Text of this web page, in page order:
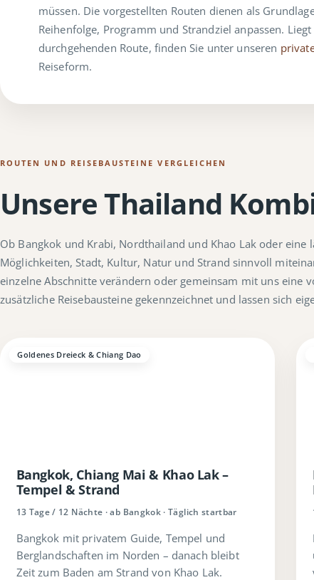
müssen. Die vorgestellten Routen dienen als
Reihenfolge, Programm und Strandziel anpassen.
durchgehenden Route, finden Sie unter unseren
Reiseform.
ROUTEN UND REISEBAUSTEINE VERGLEICHEN
Unsere Thailand
Ob Bangkok und Krabi, Nordthailand und Khao Lak oder
Möglichkeiten, Stadt, Kultur, Natur und Strand sinnvoll
einzelne Abschnitte verändern oder gemeinsam mit uns eine
zusätzliche Reisebausteine gekennzeichnet und lassen sich
Goldenes Dreieck & Chiang Dao
Bangkok, Chiang Mai & Khao Lak –
Tempel & Strand
13 Tage / 12 Nächte · ab Bangkok · Täglich startbar
Bangkok mit privatem Guide, Tempel und
Berglandschaften im Norden – danach bleibt
Zeit zum Baden am Strand von Khao Lak.